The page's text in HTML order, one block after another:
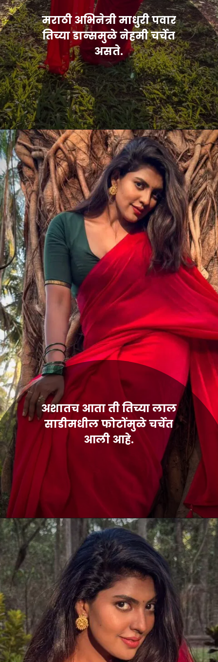
मराठी अभिनेत्री माधुरी पवार
तिच्या डान्समुळे नेहमी चर्चेत
असते.
अशातच आता ती तिच्या लाल
साडीमधील फोटोंमुळे चर्चेत